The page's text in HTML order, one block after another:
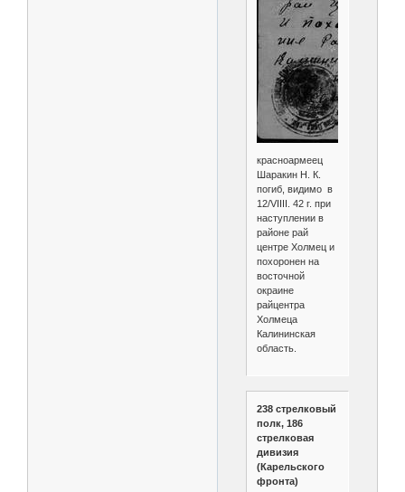
красноармеец
Шаракин Н. К.
погиб, видимо в
12/VIIII. 42 г. при
наступлении в
районе рай
центре Холмец и
похоронен на
восточной
окраине
райцентра
Холмеца
Калининская
область.
238 стрелковый
полк, 186
стрелковая
дивизия
(Карельского
фронта)